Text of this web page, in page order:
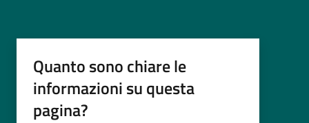
Quanto sono chiare le
informazioni su questa
pagina?